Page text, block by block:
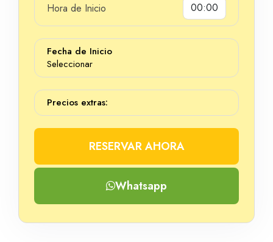
Dias
Hora de Inicio
Fecha de Inicio
Seleccionar
Precios extras:
RESERVAR AHORA
Whatsapp